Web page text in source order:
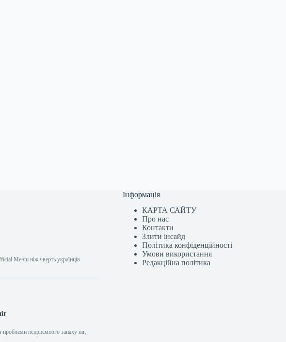
Менш ніж чверть українців
неприємного запаху ніг,
Інформація
КАРТА САЙТУ
Про нас
Контакти
Злити інсайд
Політика конфіденційності
Умови використання
Редакційна політика